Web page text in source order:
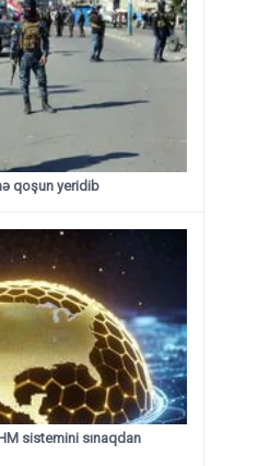
qoşun yeridib
sistemini sınaqdan